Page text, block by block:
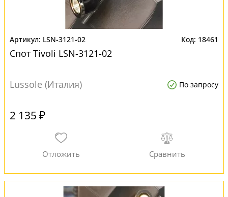
LSN-3121-02 18461
Спот Tivoli LSN-3121-02
Lussole (Италия) По запросу
2 135 ₽